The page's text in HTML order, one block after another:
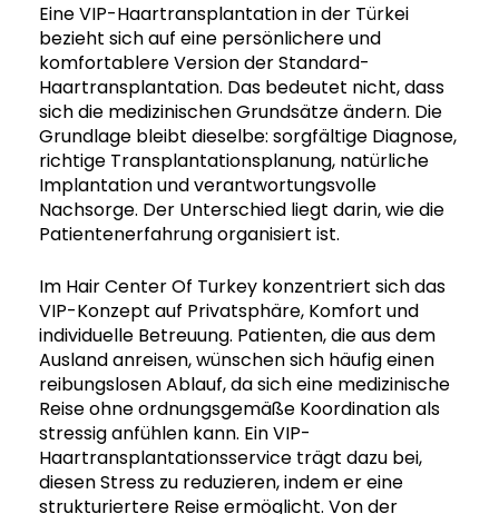
Eine VIP-Haartransplantation in der Türkei
bezieht sich auf eine persönlichere und
komfortablere Version der Standard-
Haartransplantation. Das bedeutet nicht, dass
sich die medizinischen Grundsätze ändern. Die
Grundlage bleibt dieselbe: sorgfältige Diagnose,
richtige Transplantationsplanung, natürliche
Implantation und verantwortungsvolle
Nachsorge. Der Unterschied liegt darin, wie die
Patientenerfahrung organisiert ist.
Im Hair Center Of Turkey konzentriert sich das
VIP-Konzept auf Privatsphäre, Komfort und
individuelle Betreuung. Patienten, die aus dem
Ausland anreisen, wünschen sich häufig einen
reibungslosen Ablauf, da sich eine medizinische
Reise ohne ordnungsgemäße Koordination als
stressig anfühlen kann. Ein VIP-
Haartransplantationsservice trägt dazu bei,
diesen Stress zu reduzieren, indem er eine
strukturiertere Reise ermöglicht. Von der